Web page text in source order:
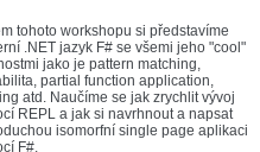
tohoto workshopu si představíme
.NET jazyk F# se všemi jeho "cool"
jako je pattern matching,
partial function application,
atd. Naučíme se jak zrychlit vývoj
REPL a jak si navrhnout a napsat
isomorfní single page aplikaci
F#.